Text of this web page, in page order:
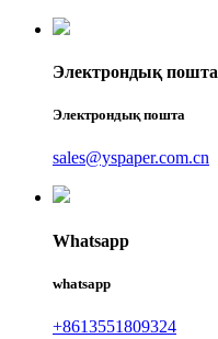
Электрондық пошта
Электрондық пошта
sales@yspaper.com.cn
Whatsapp
whatsapp
+8613551809324